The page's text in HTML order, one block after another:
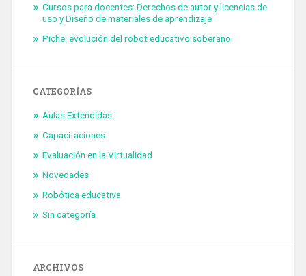
Cursos para docentes: Derechos de autor y licencias de
uso y Diseño de materiales de aprendizaje
Piche: evolución del robot educativo soberano
CATEGORÍAS
Aulas Extendidas
Capacitaciones
Evaluación en la Virtualidad
Novedades
Robótica educativa
Sin categoría
ARCHIVOS